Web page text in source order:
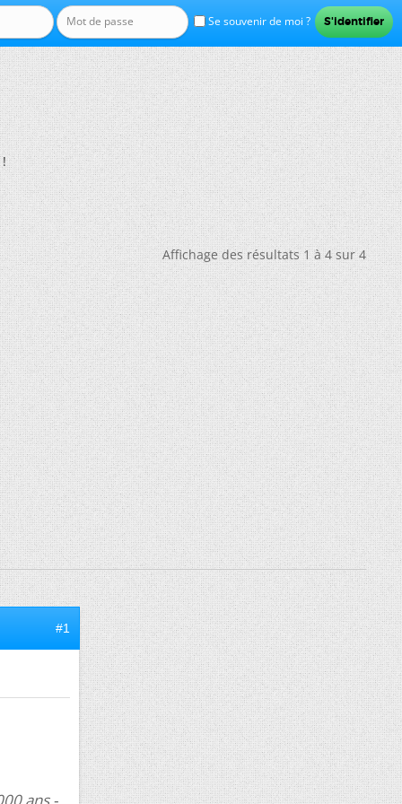
Se souvenir de moi ?
Affichage des résultats 1 à 4 sur 4
#1